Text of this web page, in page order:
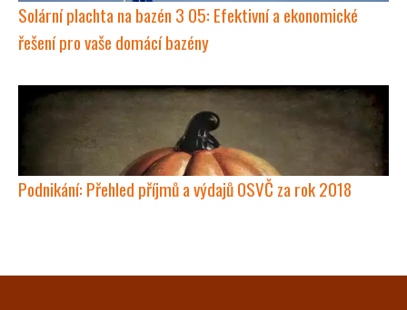
Solární plachta na bazén 3 05: Efektivní a ekonomické
řešení pro vaše domácí bazény
Podnikání: Přehled příjmů a výdajů OSVČ za rok 2018